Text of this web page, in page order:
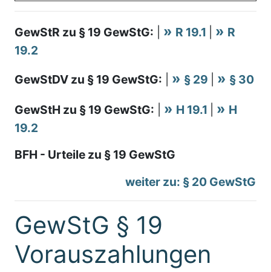
GewStR zu § 19 GewStG: R 19.1
R
19.2
GewStDV zu § 19 GewStG:
§ 29 § 30
GewStH zu § 19 GewStG: H 19.1
H
19.2
BFH - Urteile zu § 19 GewStG
weiter zu: § 20 GewStG
GewStG § 19
Vorauszahlungen